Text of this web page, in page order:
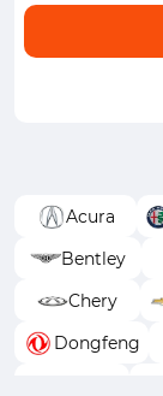
Acura
Bentley
Chery
Dongfeng